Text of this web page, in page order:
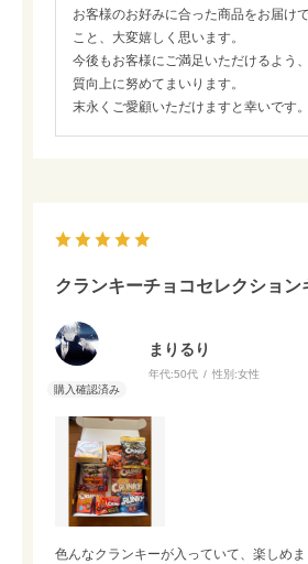
お客様のお好みに合った商品をお届け
こと、大変嬉しく思います。
今後もお客様にご満足いただけるよう
質向上に努めてまいります。
末永くご愛顧いただけますと幸いです。
クランキーチョコセレクション
まりるり
年代:50代 性別:女性
色んなクランキーが入っていて、楽しめ